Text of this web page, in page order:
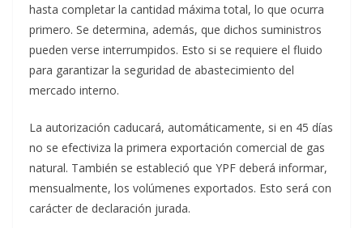
hasta completar la cantidad máxima total, lo que ocurra
primero. Se determina, además, que dichos suministros
pueden verse interrumpidos. Esto si se requiere el fluido
para garantizar la seguridad de abastecimiento del
mercado interno.
La autorización caducará, automáticamente, si en 45 días
no se efectiviza la primera exportación comercial de gas
natural. También se estableció que YPF deberá informar,
mensualmente, los volúmenes exportados. Esto será con
carácter de declaración jurada.